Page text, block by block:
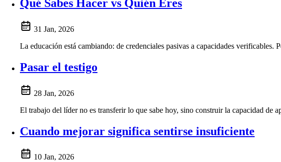
Qué Sabes Hacer vs Quién Eres
31 Jan, 2026
La educación está cambiando: de credenciales pasivas a capacidades verificables.
Pasar el testigo
28 Jan, 2026
El trabajo del líder no es transferir lo que sabe hoy, sino construir la capacidad de
Cuando mejorar significa sentirse insuficiente
10 Jan, 2026